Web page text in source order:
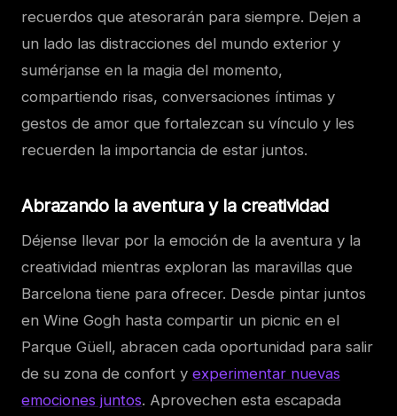
recuerdos que atesorarán para siempre. Dejen a
un lado las distracciones del mundo exterior y
sumérjanse en la magia del momento,
compartiendo risas, conversaciones íntimas y
gestos de amor que fortalezcan su vínculo y les
recuerden la importancia de estar juntos.
Abrazando la aventura y la creatividad
Déjense llevar por la emoción de la aventura y la
creatividad mientras exploran las maravillas que
Barcelona tiene para ofrecer. Desde pintar juntos
en Wine Gogh hasta compartir un picnic en el
Parque Güell, abracen cada oportunidad para salir
de su zona de confort y experimentar nuevas
emociones juntos. Aprovechen esta escapada